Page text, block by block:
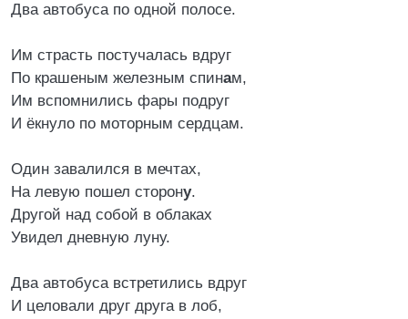
Два автобуса по одной полосе.
Им страсть постучалась вдруг
По крашеным железным спинам,
Им вспомнились фары подруг
И ёкнуло по моторным сердцам.
Один завалился в мечтах,
На левую пошел сторону.
Другой над собой в облаках
Увидел дневную луну.
Два автобуса встретились вдруг
И целовали друг друга в лоб,